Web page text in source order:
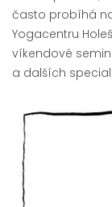
často probíhá
Yogacentru
víkendové
a dalších